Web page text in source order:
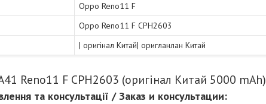
Oppo Reno11 F
Oppo Reno11 F CPH2603
| оригінал Китай| оригланлан Китай
Reno11 F CPH2603 (оригінал Китай 5000 mAh)
та консультації / Заказ и консультации: